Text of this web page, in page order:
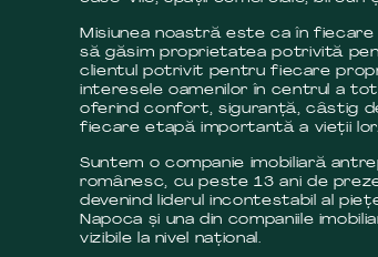
Misiunea noastră este ca în fiecare
să găsim proprietatea potrivită
clientul potrivit pentru fiecare
interesele oamenilor în centrul a
oferind confort, siguranță, câstig
fiecare etapă importantă a vieții lor.
Suntem o companie imobiliară
românesc, cu peste 13 ani de
devenind liderul incontestabil al
Napoca și una din companiile
vizibile la nivel național.